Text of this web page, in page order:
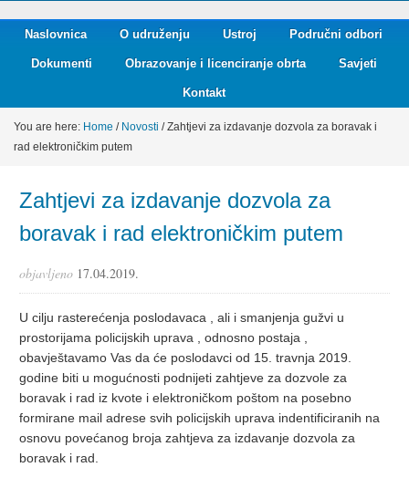
Naslovnica O udruženju Ustroj Područni odbori
Dokumenti Obrazovanje i licenciranje obrta Savjeti
Kontakt
You are here: Home / Novosti /Zahtjevi za izdavanje dozvola za boravak i
rad elektroničkim putem
Zahtjevi za izdavanje dozvola za
boravak i rad elektroničkim putem
objavljeno 17.04.2019.
U cilju rasterećenja poslodavaca , ali i smanjenja gužvi u
prostorijama policijskih uprava , odnosno postaja ,
obavještavamo Vas da će poslodavci od 15. travnja 2019.
godine biti u mogućnosti podnijeti zahtjeve za dozvole za
boravak i rad iz kvote i elektroničkom poštom na posebno
formirane mail adrese svih policijskih uprava indentificiranih na
osnovu povećanog broja zahtjeva za izdavanje dozvola za
boravak i rad.